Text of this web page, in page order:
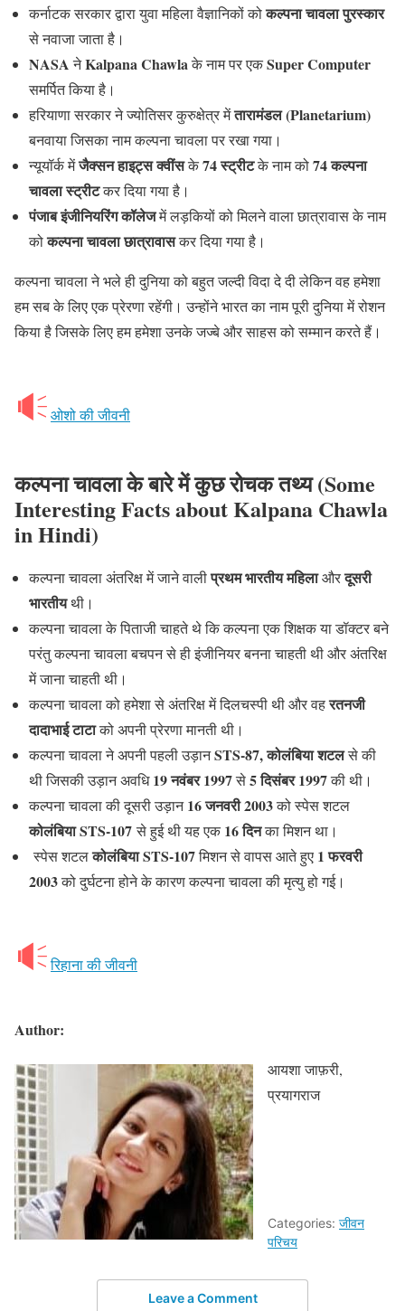
कर्नाटक सरकार द्वारा युवा महिला वैज्ञानिकों कोकल्पना चावला पुरस्कार
से नवाजा जाता है।
NASAनेKalpana Chawlaके नाम पर एकSuper Computer
समर्पित किया है।
हरियाणा सरकार ने ज्योतिसर कुरुक्षेत्र मेंतारामंडल (Planetarium)
बनवाया जिसका नाम कल्पना चावला पर रखा गया।
न्यूयॉर्क मेंजैक्सन हाइट्स क्वींसके74 स्ट्रीटके नाम को74 कल्पना
चावला स्ट्रीटकर दिया गया है।
पंजाब इंजीनियरिंग कॉलेजमें लड़कियों को मिलने वाला छात्रावास के नाम
कोकल्पना चावला छात्रावासकर दिया गया है।
कल्पना चावला ने भले ही दुनिया को बहुत जल्दी विदा दे दी लेकिन वह हमेशा
हम सब के लिए एक प्रेरणा रहेंगी। उन्होंने भारत का नाम पूरी दुनिया में रोशन
किया है जिसके लिए हम हमेशा उनके जज्बे और साहस को सम्मान करते हैं।
ओशो की जीवनी
कल्पना चावला के बारे में कुछ रोचक तथ्य(Some
Interesting Facts about Kalpana Chawla
in Hindi)
कल्पना चावला अंतरिक्ष में जाने वालीप्रथम भारतीय महिलाऔरदूसरी
भारतीयथी।
कल्पना चावला के पिताजी चाहते थे कि कल्पना एक शिक्षक या डॉक्टर बने
परंतु कल्पना चावला बचपन से ही इंजीनियर बनना चाहती थी और अंतरिक्ष
में जाना चाहती थी।
कल्पना चावला को हमेशा से अंतरिक्ष में दिलचस्पी थी और वहरतनजी
दादाभाई टाटाको अपनी प्रेरणा मानती थी।
कल्पना चावला ने अपनी पहली उड़ानSTS-87, कोलंबिया शटलसे की
थी जिसकी उड़ान अवधि19 नवंबर 1997से5 दिसंबर 1997की थी।
कल्पना चावला की दूसरी उड़ान16 जनवरी 2003को स्पेस शटल
कोलंबिया STS-107से हुई थी यह एक 16 दिनका मिशन था।
स्पेस शटलकोलंबिया STS-107मिशन से वापस आते हुए 1 फरवरी
2003को दुर्घटना होने के कारण कल्पना चावला की मृत्यु हो गई।
रिहाना की जीवनी
Author:
आयशा जाफ़री,
प्रयागराज
Categories: जीवन
परिचय
Leave a Comment